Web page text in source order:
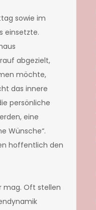
sowie im
einsetzte.
abgezielt,
möchte,
das innere
persönliche
eine
Wünsche“.
hoffentlich den
mag. Oft stellen